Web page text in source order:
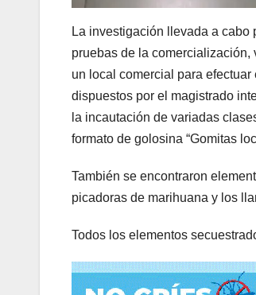
La investigación llevada a
pruebas de la
un local comercial para
dispuestos por el magistrado
la incautación de variadas
formato de golosina “Gomitas
También se encontraron
picadoras de marihuana y los
Todos los elementos